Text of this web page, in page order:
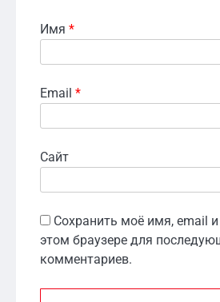
Имя *
Email *
Сайт
Сохранить моё имя, email
этом браузере для
комментариев.